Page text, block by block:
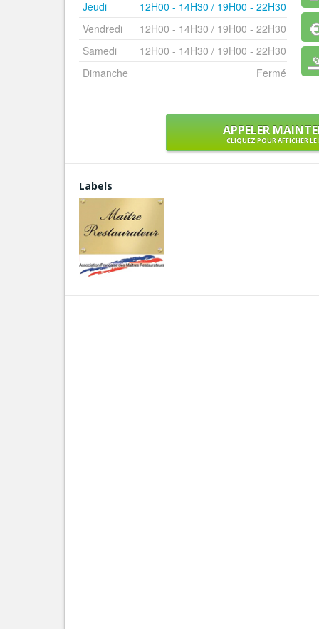
Jeudi
12H00 - 14H30 / 19H00 - 22H30
Vendredi
12H00 - 14H30 / 19H00 - 22H30
Samedi
12H00 - 14H30 / 19H00 - 22H30
Dimanche
Fermé
APPELER
CLIQUEZ POUR AFFICHER
Labels